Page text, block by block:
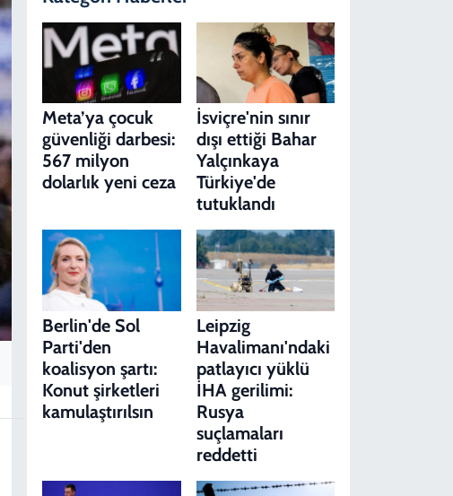
Meta’ya çocuk
güvenliği darbesi:
567 milyon
dolarlık yeni ceza
İsviçre'nin sınır
dışı ettiği Bahar
Yalçınkaya
Türkiye'de
tutuklandı
Berlin'de Sol
Parti'den
koalisyon şartı:
Konut şirketleri
kamulaştırılsın
Leipzig
Havalimanı'ndaki
patlayıcı yüklü
İHA gerilimi:
Rusya
suçlamaları
reddetti